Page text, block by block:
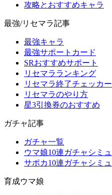
攻略とおすすめキャラ
最強/リセマラ記事
最強キャラ
最強サポートカード
SRおすすめサポート
リセマラランキング
リセマラ終了チェッカー
リセマラのやり方
星3引換券のおすすめ
ガチャ記事
ガチャ一覧
ウマ娘10連ガチャシミュ
サポカ10連ガチャシミュ
育成ウマ娘